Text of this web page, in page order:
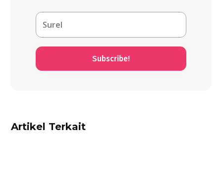
Subscribe!
Artikel Terkait